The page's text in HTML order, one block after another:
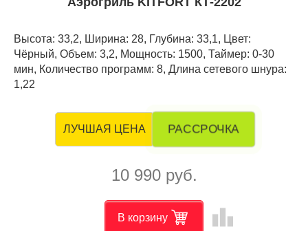
Высота: 33,2, Ширина: 28, Глубина: 33,1, Цвет:
Чёрный, Объем: 3,2, Мощность: 1500, Таймер: 0-30
мин, Количество программ: 8, Длина сетевого шнура:
1,22
ЛУЧШАЯ ЦЕНА РАССРОЧКА
10 990 руб.
В корзину leaderboard